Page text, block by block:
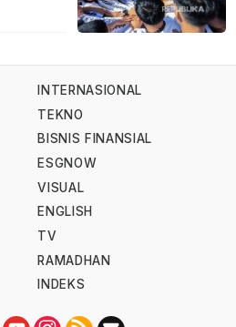
INTERNASIONAL
TEKNO
BISNIS FINANSIAL
ESGNOW
VISUAL
ENGLISH
TV
RAMADHAN
INDEKS